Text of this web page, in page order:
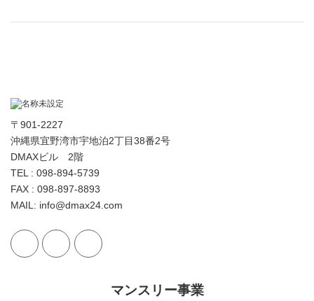
〒901-2227
沖縄県宜野湾市宇地泊2丁目38番2号
DMAXビル 2階
TEL : 098-894-5739
FAX : 098-897-8893
MAIL: info@dmax24.com
マンスリー事業